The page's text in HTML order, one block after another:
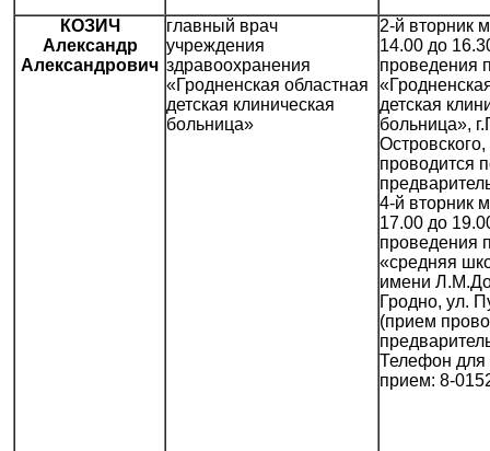
КОЗИЧ
Александр
Александрович
главный врач
учреждения
здравоохранения
«Гродненская областная
детская клиническая
больница»
2-й вторник
14.00 до
проведения
детская
больница»,
проводится
4-й вторник
17.00 до
проведения
«средняя
имени
Гродно, ул.
(прием
Телефон для
прием: 8-